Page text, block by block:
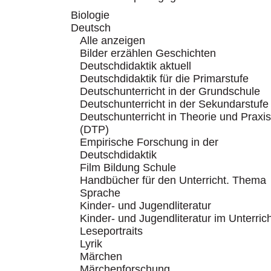
Biologie
Deutsch
Alle anzeigen
Bilder erzählen Geschichten
Deutschdidaktik aktuell
Deutschdidaktik für die Primarstufe
Deutschunterricht in der Grundschule
Deutschunterricht in der Sekundarstufe
Deutschunterricht in Theorie und Praxis
(DTP)
Empirische Forschung in der
Deutschdidaktik
Film Bildung Schule
Handbücher für den Unterricht. Thema
Sprache
Kinder- und Jugendliteratur
Kinder- und Jugendliteratur im
Leseportraits
Lyrik
Märchen